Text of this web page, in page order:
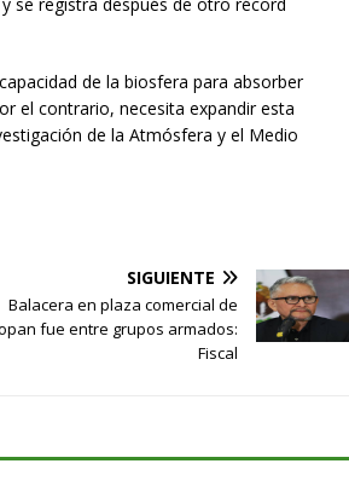
se registra después de otro récord
de la biosfera para absorber
el contrario, necesita expandir esta
de la Atmósfera y el Medio
SIGUIENTE
Balacera en plaza comercial de
fue entre grupos armados:
Fiscal